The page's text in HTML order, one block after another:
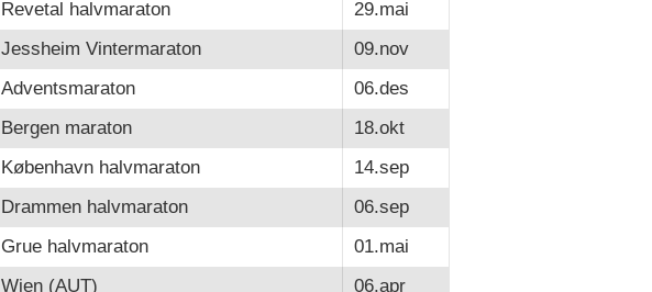
Revetal halvmaraton
29.mai
Jessheim Vintermaraton
09.nov
Adventsmaraton
06.des
Bergen maraton
18.okt
København halvmaraton
14.sep
Drammen halvmaraton
06.sep
Grue halvmaraton
01.mai
Wien (AUT)
06.apr